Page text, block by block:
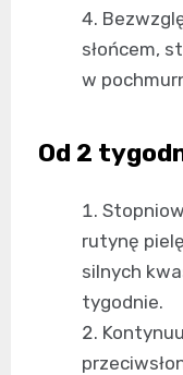
słońcem,
w
Od 2
rutynę
silnych
tygodnie.